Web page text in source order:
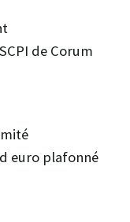
de Corum
euro plafonné